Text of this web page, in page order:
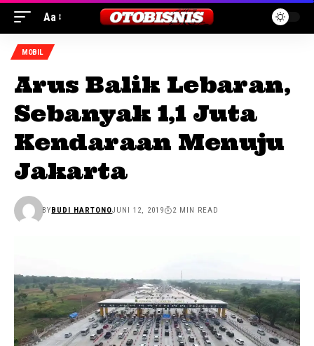
Aa
MOBIL
Arus Balik Lebaran,
Sebanyak 1,1 Juta
Kendaraan Menuju
Jakarta
BYBUDI HARTONOJUNI 12, 2019 2 MIN READ